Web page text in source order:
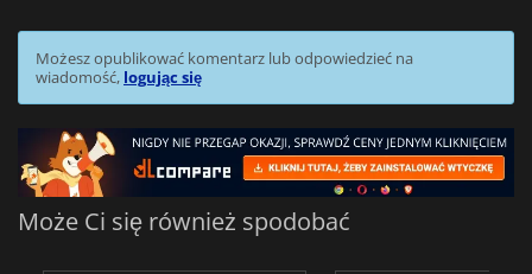
Możesz opublikować komentarz lub odpowiedzieć na
wiadomość, logując się
Może Ci się również spodobać